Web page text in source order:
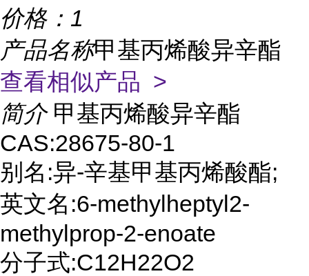
价格： 1
产品名称甲基丙烯酸异辛酯
查看相似产品 >
简介 甲基丙烯酸异辛酯
CAS:28675-80-1
别名:异-辛基甲基丙烯酸酯;
英文名:6-methylheptyl2-
methylprop-2-enoate
分子式:C12H22O2